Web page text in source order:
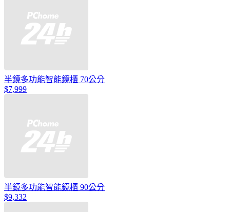
半鏡多功能智能鏡櫃 70公分
$7,999
半鏡多功能智能鏡櫃 90公分
$9,332